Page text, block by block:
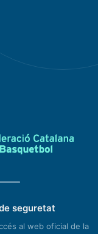
seguretat
al web oficial de la